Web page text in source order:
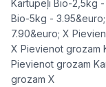
Kartupeļi Bio-2,5kg
Bio-5kg -
7.90&euro; X
X Pievienot grozam
Pievienot grozam
grozam X